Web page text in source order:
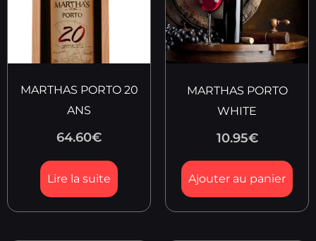
MARTHAS PORTO 20
ANS
64.60€
Lire la suite
MARTHAS PORTO
WHITE
10.95€
Ajouter au panier